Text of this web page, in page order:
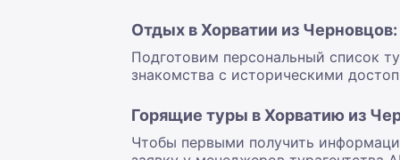
Отдых в Хорватии из
Подготовим персональный список
знакомства с историческими
Горящие туры в Хорватию из
Чтобы первыми получить